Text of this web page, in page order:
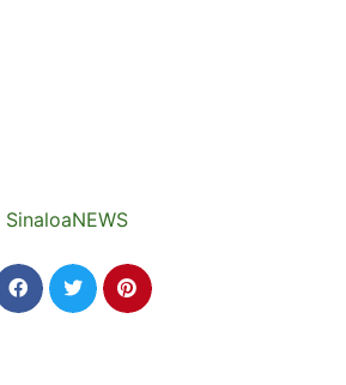
SinaloaNEWS